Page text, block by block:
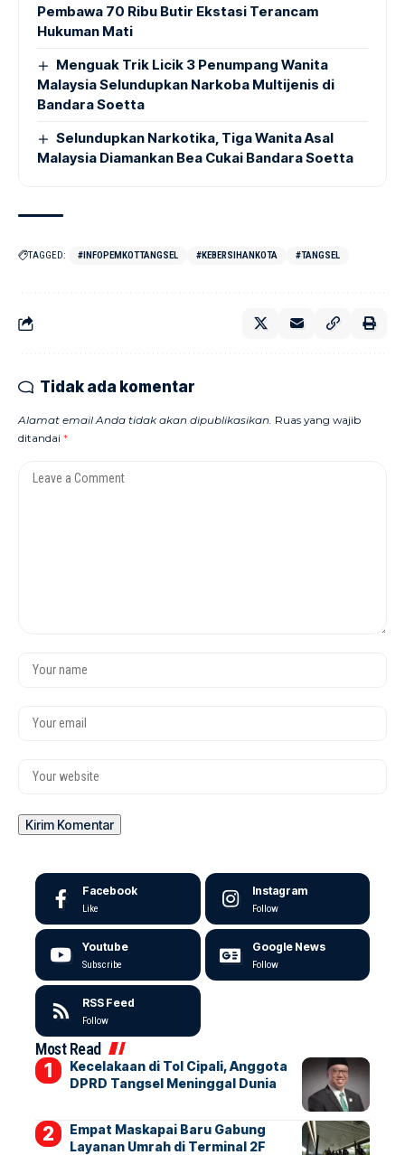
Pembawa 70 Ribu Butir Ekstasi Terancam
Hukuman Mati
Menguak Trik Licik 3 Penumpang Wanita
Malaysia Selundupkan Narkoba Multijenis di
Bandara Soetta
Selundupkan Narkotika, Tiga Wanita Asal
Malaysia Diamankan Bea Cukai Bandara Soetta
TAGGED: #INFOPEMKOTTANGSEL #KEBERSIHANKOTA #TANGSEL
Tidak ada komentar
Alamat email Anda tidak akan dipublikasikan. Ruas yang wajib
ditandai *
Facebook
Like
Instagram
Follow
Youtube
Subscribe
Google News
Follow
RSS Feed
Follow
Most Read
Kecelakaan di Tol Cipali, Anggota
DPRD Tangsel Meninggal Dunia
Empat Maskapai Baru Gabung
Layanan Umrah di Terminal 2F